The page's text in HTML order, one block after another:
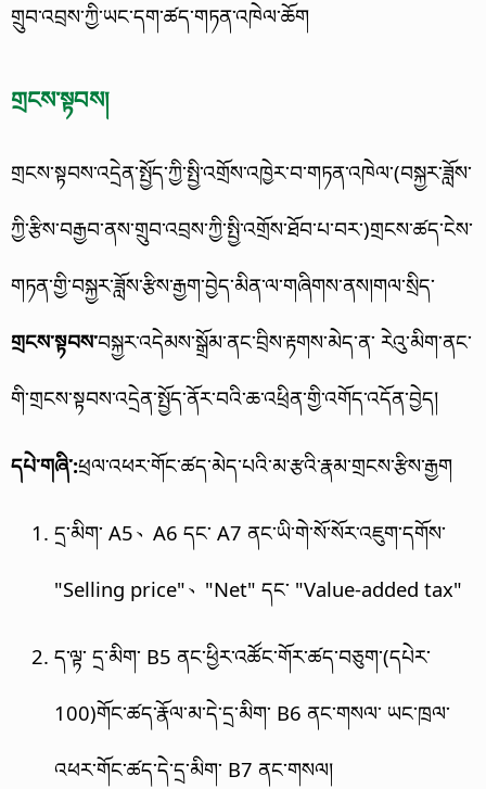
གྲུབ་འབྲས་ཀྱི་ཡང་དག་ཚད་གཏན་འཁེལ་ཆོག
གྲངས་སྟབས།
གྲངས་སྟབས་འདྲེན་སྤྱོད་ཀྱི་སྤྱི་འགྲོས་འཁྱེར་བ་གཏན་འཁེལ་(བསྐྱར་ཟློས་
ཀྱི་རྩིས་བརྒྱབ་ནས་གྲུབ་འབྲས་ཀྱི་སྤྱི་འགྲོས་ཐོབ་པ་བར་)གྲངས་ཚད་ངེས་
གཏན་གྱི་བསྐྱར་ཟློས་རྩིས་རྒྱག་བྱེད་མིན་ལ་གཞིགས་ནས།གལ་སྲིད་
གྲངས་སྟབས་བསྐྱར་འདེམས་སྒྲོམ་ནང་བྲིས་རྟགས་མེད་ན་ རེའུ་མིག་ནང་
གི་གྲངས་སྟབས་འདྲེན་སྤྱོད་ནོར་བའི་ཆ་འཕྲིན་གྱི་འགོད་འདོན་བྱེད།
དཔེ་གཞི་:ཕྲལ་འཕར་གོང་ཚད་མེད་པའི་མ་རྩའི་རྣམ་གྲངས་རྩིས་རྒྱག
དྲ་མིག་ A5、A6 དང་ A7 ནང་ཡི་གེ་སོ་སོར་འཇུག་དགོས་
"Selling price"、"Net" དང་ "Value-added tax"
ད་ལྟ་ དྲ་མིག་ B5 ནང་ཕྱིར་འཚོང་གོར་ཚད་བཅུག་(དཔེར་
100)གོང་ཚད་རྣོལ་མ་དེ་དྲ་མིག་ B6 ནང་གསལ་ ཡང་ཁྲལ་
འཕར་གོང་ཚད་དེ་དྲ་མིག་ B7 ནང་གསལ།